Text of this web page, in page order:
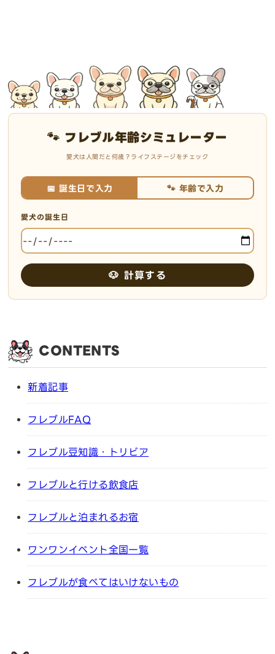
🐾 フレブル年齢シミュレーター
愛犬は人間だと何歳？ライフステージをチェック
📅 誕生日で入力 🐾 年齢で入力
愛犬の誕生日
🐶 計算する
CONTENTS
新着記事
フレブルFAQ
フレブル豆知識・トリビア
フレブルと行ける飲食店
フレブルと泊まれるお宿
ワンワンイベント全国一覧
フレブルが食べてはいけないもの